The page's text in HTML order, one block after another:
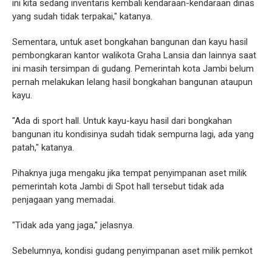
ini kita sedang inventaris kembali kendaraan-kendaraan dinas
yang sudah tidak terpakai," katanya.
Sementara, untuk aset bongkahan bangunan dan kayu hasil
pembongkaran kantor walikota Graha Lansia dan lainnya saat
ini masih tersimpan di gudang. Pemerintah kota Jambi belum
pernah melakukan lelang hasil bongkahan bangunan ataupun
kayu.
"Ada di sport hall. Untuk kayu-kayu hasil dari bongkahan
bangunan itu kondisinya sudah tidak sempurna lagi, ada yang
patah," katanya.
Pihaknya juga mengaku jika tempat penyimpanan aset milik
pemerintah kota Jambi di Spot hall tersebut tidak ada
penjagaan yang memadai.
"Tidak ada yang jaga," jelasnya.
Sebelumnya, kondisi gudang penyimpanan aset milik pemkot